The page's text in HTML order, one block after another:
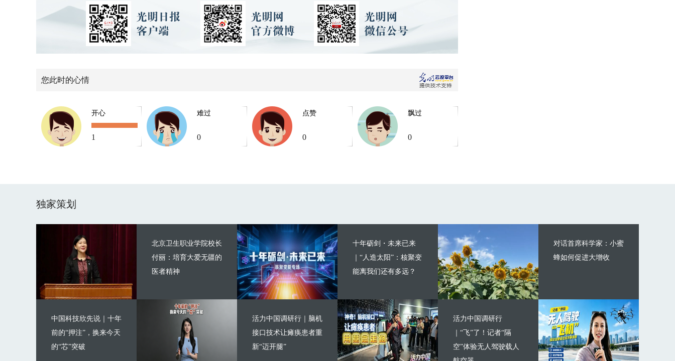
您此时的心情
开心
1
难过
0
点赞
0
飘过
0
独家策划
北京卫生职业学院校长
付丽：培育大爱无疆的
医者精神
中国科技欣先说｜十年
前的“押注”，换来今天
的“芯”突破
十年砺剑・未来已来
｜“人造太阳”：核聚变
能离我们还有多远？
活力中国调研行｜脑机
接口技术让瘫痪患者重
新“迈开腿”
对话首席科学家：小蜜
蜂如何促进大增收
活力中国调研行
｜“飞”了！记者“隔
空”体验无人驾驶载人